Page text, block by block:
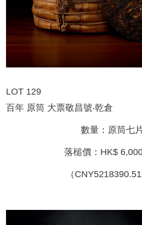
LOT 129
百年 原筒 大票敬昌號‧乾倉
數量：原筒七
落槌價：HK$
（